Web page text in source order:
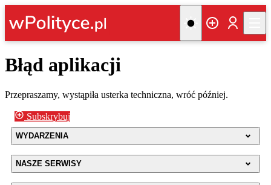
Błąd aplikacji
Przepraszamy, wystąpiła usterka techniczna, wróć później.
Subskrybuj
WYDARZENIA
NASZE SERWISY